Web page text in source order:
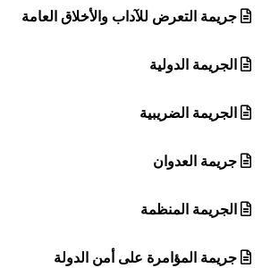
جريمة التعرض للآداب والأخلاق العامة
الجريمة الدولية
الجريمة الضريبية
جريمة العدوان
الجريمة المنظمة
جريمة المؤامرة على أمن الدولة